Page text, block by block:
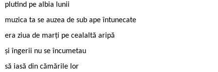
plutind pe albia lunii
muzica ta se auzea de sub ape întunecate
era ziua de marți pe cealaltă aripă
și îngerii nu se încumetau
să iasă din cămările lor